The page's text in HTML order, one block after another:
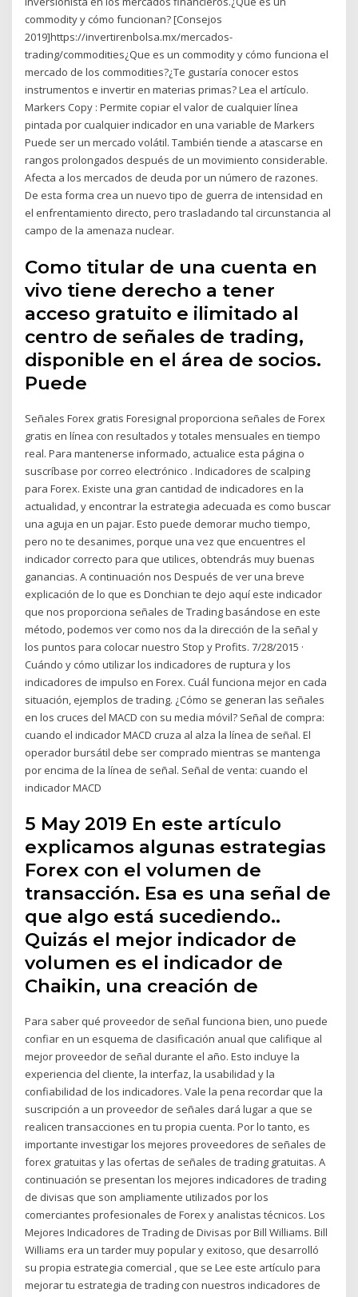
commodity y cómo funcionan? [Consejos
2019]https://invertirenbolsa.mx/mercados-
trading/commodities¿Que es un commodity y cómo funciona el
mercado de los commodities?¿Te gustaría conocer estos
instrumentos e invertir en materias primas? Lea el artículo.
Markers Copy : Permite copiar el valor de cualquier línea
pintada por cualquier indicador en una variable de Markers
Puede ser un mercado volátil. También tiende a atascarse en
rangos prolongados después de un movimiento considerable.
Afecta a los mercados de deuda por un número de razones.
De esta forma crea un nuevo tipo de guerra de intensidad en
el enfrentamiento directo, pero trasladando tal circunstancia al
campo de la amenaza nuclear.
Como titular de una cuenta en
vivo tiene derecho a tener
acceso gratuito e ilimitado al
centro de señales de trading,
disponible en el área de socios.
Puede
Señales Forex gratis Foresignal proporciona señales de Forex
gratis en línea con resultados y totales mensuales en tiempo
real. Para mantenerse informado, actualice esta página o
suscríbase por correo electrónico . Indicadores de scalping
para Forex. Existe una gran cantidad de indicadores en la
actualidad, y encontrar la estrategia adecuada es como buscar
una aguja en un pajar. Esto puede demorar mucho tiempo,
pero no te desanimes, porque una vez que encuentres el
indicador correcto para que utilices, obtendrás muy buenas
ganancias. A continuación nos Después de ver una breve
explicación de lo que es Donchian te dejo aquí este indicador
que nos proporciona señales de Trading basándose en este
método, podemos ver como nos da la dirección de la señal y
los puntos para colocar nuestro Stop y Profits. 7/28/2015 ·
Cuándo y cómo utilizar los indicadores de ruptura y los
indicadores de impulso en Forex. Cuál funciona mejor en cada
situación, ejemplos de trading. ¿Cómo se generan las señales
en los cruces del MACD con su media móvil? Señal de compra:
cuando el indicador MACD cruza al alza la línea de señal. El
operador bursátil debe ser comprado mientras se mantenga
por encima de la línea de señal. Señal de venta: cuando el
indicador MACD
5 May 2019 En este artículo
explicamos algunas estrategias
Forex con el volumen de
transacción. Esa es una señal de
que algo está sucediendo..
Quizás el mejor indicador de
volumen es el indicador de
Chaikin, una creación de
Para saber qué proveedor de señal funciona bien, uno puede
confiar en un esquema de clasificación anual que califique al
mejor proveedor de señal durante el año. Esto incluye la
experiencia del cliente, la interfaz, la usabilidad y la
confiabilidad de los indicadores. Vale la pena recordar que la
suscripción a un proveedor de señales dará lugar a que se
realicen transacciones en tu propia cuenta. Por lo tanto, es
importante investigar los mejores proveedores de señales de
forex gratuitas y las ofertas de señales de trading gratuitas. A
continuación se presentan los mejores indicadores de trading
de divisas que son ampliamente utilizados por los
comerciantes profesionales de Forex y analistas técnicos. Los
Mejores Indicadores de Trading de Divisas por Bill Williams. Bill
Williams era un tarder muy popular y exitoso, que desarrolló
su propia estrategia comercial , que se Lee este artículo para
mejorar tu estrategia de trading con nuestros indicadores de